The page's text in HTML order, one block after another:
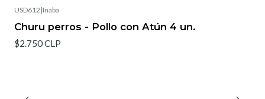
USD612 |Inaba
Churu perros - Pollo con Atún 4 un.
$2.750 CLP